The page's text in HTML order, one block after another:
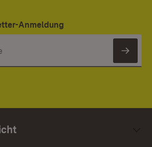
Anmeldung